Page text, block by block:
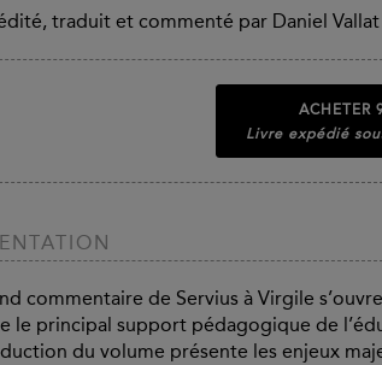
traduit et commenté par Daniel
ACHETER
Livre expédié
commentaire de Servius à Virgile
le principal support pédagogique de
du volume présente les enjeux